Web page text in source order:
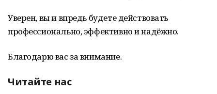
Уверен, вы и впредь будете действовать
профессионально, эффективно и надёжно.
Благодарю вас за внимание.
Читайте нас